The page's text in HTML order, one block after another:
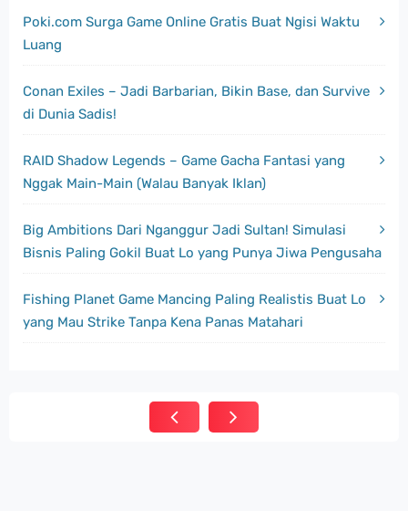
Poki.com Surga Game Online Gratis Buat Ngisi Waktu
Luang
Conan Exiles – Jadi Barbarian, Bikin Base, dan Survive
di Dunia Sadis!
RAID Shadow Legends – Game Gacha Fantasi yang
Nggak Main-Main (Walau Banyak Iklan)
Big Ambitions Dari Nganggur Jadi Sultan! Simulasi
Bisnis Paling Gokil Buat Lo yang Punya Jiwa Pengusaha
Fishing Planet Game Mancing Paling Realistis Buat Lo
yang Mau Strike Tanpa Kena Panas Matahari